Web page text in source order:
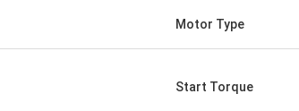
Motor Type
Start Torque